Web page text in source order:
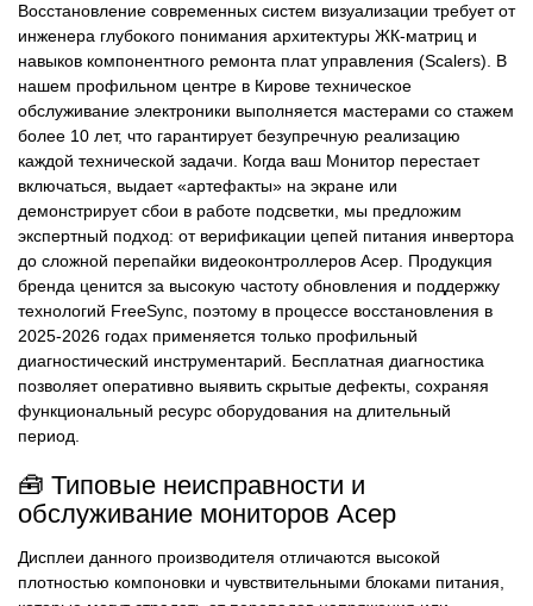
Восстановление современных систем визуализации требует от
инженера глубокого понимания архитектуры ЖК-матриц и
навыков компонентного ремонта плат управления (Scalers). В
нашем профильном центре в Кирове техническое
обслуживание электроники выполняется мастерами со стажем
более 10 лет, что гарантирует безупречную реализацию
каждой технической задачи. Когда ваш Монитор перестает
включаться, выдает «артефакты» на экране или
демонстрирует сбои в работе подсветки, мы предложим
экспертный подход: от верификации цепей питания инвертора
до сложной перепайки видеоконтроллеров Асер. Продукция
бренда ценится за высокую частоту обновления и поддержку
технологий FreeSync, поэтому в процессе восстановления в
2025-2026 годах применяется только профильный
диагностический инструментарий. Бесплатная диагностика
позволяет оперативно выявить скрытые дефекты, сохраняя
функциональный ресурс оборудования на длительный
период.
🧰 Типовые неисправности и
обслуживание мониторов Асер
Дисплеи данного производителя отличаются высокой
плотностью компоновки и чувствительными блоками питания,